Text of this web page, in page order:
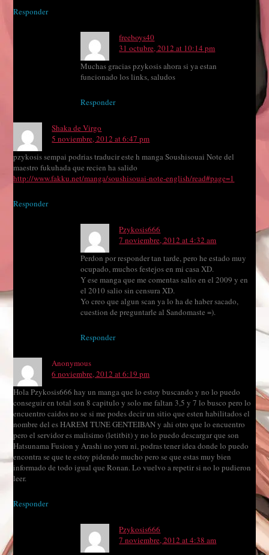
Responder
freeboys40
31 octubre, 2012 at 10:14 pm
Muchas gracias pzykosis ahora si ya estan
funcionado los links, saludos
Responder
Shaka de Virgo
5 noviembre, 2012 at 6:47 pm
pzykosis sempai podrias traducir este h manga Soushisouai Note del
maestro fukuhada que recien ha salido
http://www.fakku.net/manga/soushisouai-note-english/read#page=1
Responder
Pzykosis666
7 noviembre, 2012 at 4:32 am
Perdon por responder tan tarde, pero he estado muy
ocupado, muchos festejos en mi casa XD.
Y ese manga que me comentas salio en el 2009 y en
el 2010 salio sin censura XD.
Yo creo que algun scan ya lo ha de haber sacado,
cuestion de preguntarle al Sandomaste =).
Responder
Anonymous
6 noviembre, 2012 at 6:19 pm
Hola Pzykosis666 hay un manga que lo estoy buscando y no lo puedo
conseguir en total son 8 capitulo y solo me faltan 3,5 y 7 lo busco pero lo
encuentro caidos no se si me podes decir un sitio que esten habilitados el
nombre del es HAREM TUNE GENTEIBAN y ahi otro que lo encuentro
pero el servidor es malisimo (letitbit) y no lo puedo descargar que son
Hatsunama Fusion y Arashi no yoru ni, podras tener idea donde lo puedo
encontra se que te estoy pidendo mucho pero se que estas muy bien
informado de todo igual que Ronan. Lo vuelvo a repetir si no lo pudieron
leer.
Responder
Pzykosis666
7 noviembre, 2012 at 4:38 am